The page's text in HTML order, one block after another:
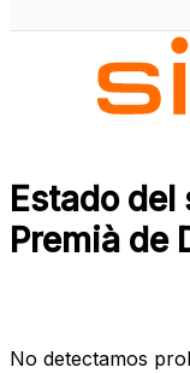
Estado
Premià de
No detectamos